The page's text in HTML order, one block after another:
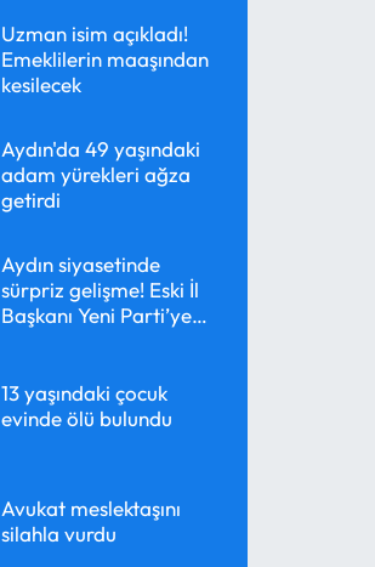
Uzman isim açıkladı!
Emeklilerin maaşından
kesilecek
Aydın'da 49 yaşındaki
adam yürekleri ağza
getirdi
Aydın siyasetinde
sürpriz gelişme! Eski İl
Başkanı Yeni Parti’ye
13 yaşındaki çocuk
evinde ölü bulundu
Avukat meslektaşını
silahla vurdu